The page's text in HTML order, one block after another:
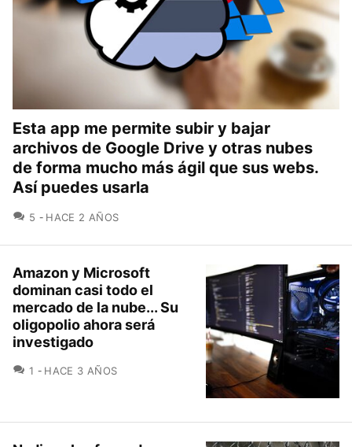
Esta app me permite subir y bajar
archivos de Google Drive y otras nubes
de forma mucho más ágil que sus webs.
Así puedes usarla
5 COMENTARIOS
HACE 2 AÑOS
Amazon y Microsoft
dominan casi todo el
mercado de la nube... Su
oligopolio ahora será
investigado
1 COMENTARIOS
HACE 3 AÑOS